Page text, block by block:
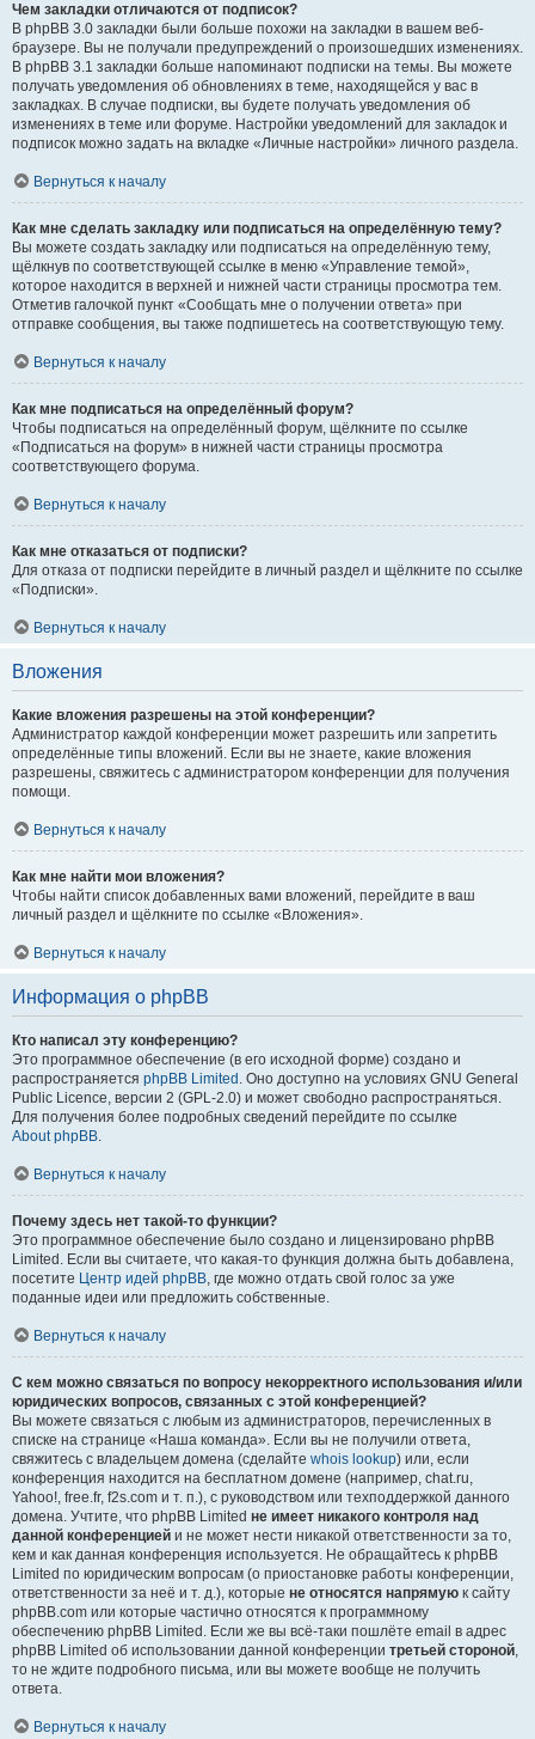
Чем закладки отличаются от подписок?
В phpBB 3.0 закладки были больше похожи на закладки в вашем веб-
браузере. Вы не получали предупреждений о произошедших изменениях.
В phpBB 3.1 закладки больше напоминают подписки на темы. Вы можете
получать уведомления об обновлениях в теме, находящейся у вас в
закладках. В случае подписки, вы будете получать уведомления об
изменениях в теме или форуме. Настройки уведомлений для закладок и
подписок можно задать на вкладке «Личные настройки» личного раздела.
Вернуться к началу
Как мне сделать закладку или подписаться на определённую тему?
Вы можете создать закладку или подписаться на определённую тему,
щёлкнув по соответствующей ссылке в меню «Управление темой»,
которое находится в верхней и нижней части страницы просмотра тем.
Отметив галочкой пункт «Сообщать мне о получении ответа» при
отправке сообщения, вы также подпишетесь на соответствующую тему.
Вернуться к началу
Как мне подписаться на определённый форум?
Чтобы подписаться на определённый форум, щёлкните по ссылке
«Подписаться на форум» в нижней части страницы просмотра
соответствующего форума.
Вернуться к началу
Как мне отказаться от подписки?
Для отказа от подписки перейдите в личный раздел и щёлкните по ссылке
«Подписки».
Вернуться к началу
Вложения
Какие вложения разрешены на этой конференции?
Администратор каждой конференции может разрешить или запретить
определённые типы вложений. Если вы не знаете, какие вложения
разрешены, свяжитесь с администратором конференции для получения
помощи.
Вернуться к началу
Как мне найти мои вложения?
Чтобы найти список добавленных вами вложений, перейдите в ваш
личный раздел и щёлкните по ссылке «Вложения».
Вернуться к началу
Информация о phpBB
Кто написал эту конференцию?
Это программное обеспечение (в его исходной форме) создано и
распространяется phpBB Limited . Оно доступно на условиях GNU General
Public Licence, версии 2 (GPL-2.0) и может свободно распространяться.
Для получения более подробных сведений перейдите по ссылке
About phpBB.
Вернуться к началу
Почему здесь нет такой-то функции?
Это программное обеспечение было создано и лицензировано phpBB
Limited. Если вы считаете, что какая-то функция должна быть добавлена,
посетите Центр идей phpBB, где можно отдать свой голос за уже
поданные идеи или предложить собственные.
Вернуться к началу
С кем можно связаться по вопросу некорректного использования и/или
юридических вопросов, связанных с этой конференцией?
Вы можете связаться с любым из администраторов, перечисленных в
списке на странице «Наша команда». Если вы не получили ответа,
свяжитесь с владельцем домена (сделайте whois lookup) или, если
конференция находится на бесплатном домене (например, chat.ru,
Yahoo!, free.fr, f2s.com и т. п.), с руководством или техподдержкой данного
домена. Учтите, что phpBB Limited не имеет никакого контроля над
данной конференцией и не может нести никакой ответственности за то,
кем и как данная конференция используется. Не обращайтесь к phpBB
Limited по юридическим вопросам (о приостановке работы конференции,
ответственности за неё и т. д.), которые не относятся напрямую к сайту
phpBB.com или которые частично относятся к программному
обеспечению phpBB Limited. Если же вы всё-таки пошлёте email в адрес
phpBB Limited об использовании данной конференции третьей стороной,
то не ждите подробного письма, или вы можете вообще не получить
ответа.
Вернуться к началу